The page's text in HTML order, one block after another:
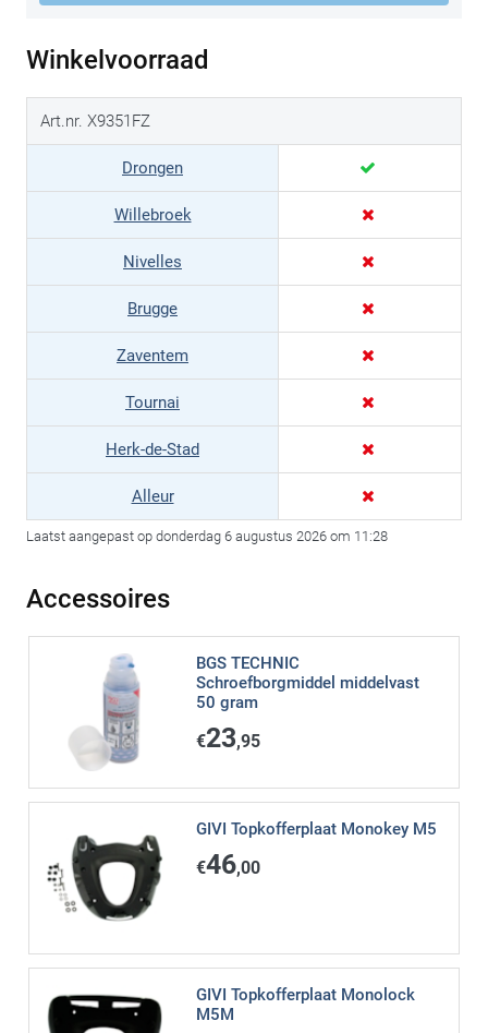
Winkelvoorraad
Art.nr. X9351FZ
Drongen
Willebroek
Nivelles
Brugge
Zaventem
Tournai
Herk-de-Stad
Alleur
Laatst aangepast op donderdag 6 augustus 2026 om 11:28
Accessoires
BGS TECHNIC
Schroefborgmiddel middelvast
50 gram
€23,95
GIVI Topkofferplaat Monokey M5
€46,00
GIVI Topkofferplaat Monolock
M5M